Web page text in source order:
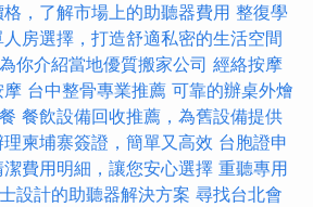
，了解市場上的助聽器費用 整復學
房選擇，打造舒適私密的生活空間
你介紹當地優質搬家公司 經絡按摩
摩 台中整骨專業推薦 可靠的辦桌外燴
餐飲設備回收推薦，為舊設備提供
柬埔寨簽證，簡單又高效 台胞證申
潔費用明細，讓您安心選擇 重聽專用
設計的助聽器解決方案 尋找台北會